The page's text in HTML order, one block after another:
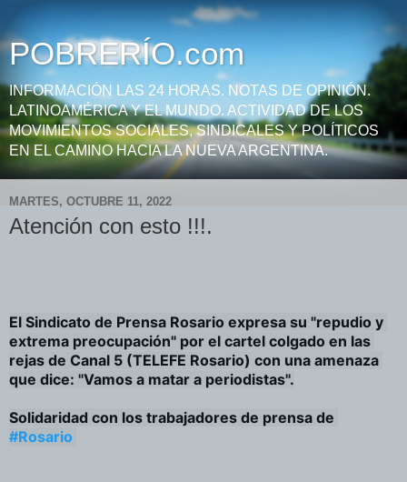
POBRERÍO.com
INFORMACIÓN LAS 24 HORAS. NOTAS DE OPINIÓN.
LATINOAMÉRICA Y EL MUNDO. ACTIVIDAD DE LOS
MOVIMIENTOS SOCIALES, SINDICALES Y POLÍTICOS
EN EL CAMINO HACIA LA NUEVA ARGENTINA.
MARTES, OCTUBRE 11, 2022
Atención con esto !!!.
El Sindicato de Prensa Rosario expresa su "repudio y
extrema preocupación" por el cartel colgado en las
rejas de Canal 5 (TELEFE Rosario) con una amenaza
que dice: "Vamos a matar a periodistas".
#Rosario